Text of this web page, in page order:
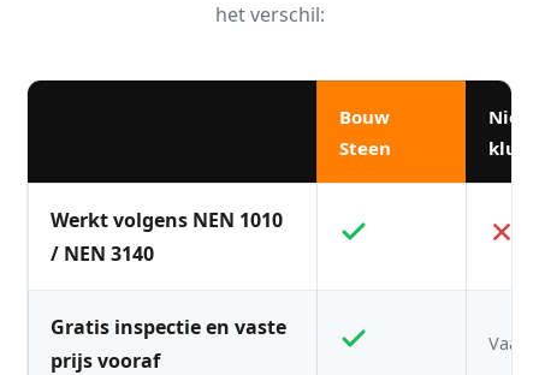
het verschil:
Bouw
Steen
Niet-
Werkt volgens NEN 1010
/ NEN 3140
Gratis inspectie en vaste
prijs vooraf
Vaak